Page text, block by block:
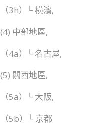
（3h）└ 橫濱,
(4) 中部地區,
（4a）└ 名古屋,
(5) 關西地區,
（5a）└ 大阪,
（5b）└ 京都,